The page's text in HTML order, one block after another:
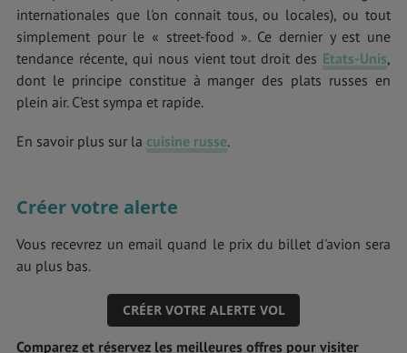
internationales que l'on connait tous, ou locales), ou tout
simplement pour le « street-food ». Ce dernier y est une
tendance récente, qui nous vient tout droit des Etats-Unis,
dont le principe constitue à manger des plats russes en
plein air. C’est sympa et rapide.
En savoir plus sur la cuisine russe.
Créer votre alerte
Vous recevrez un email quand le prix du billet d'avion sera
au plus bas.
CRÉER VOTRE ALERTE VOL
Comparez et réservez les meilleures offres pour visiter